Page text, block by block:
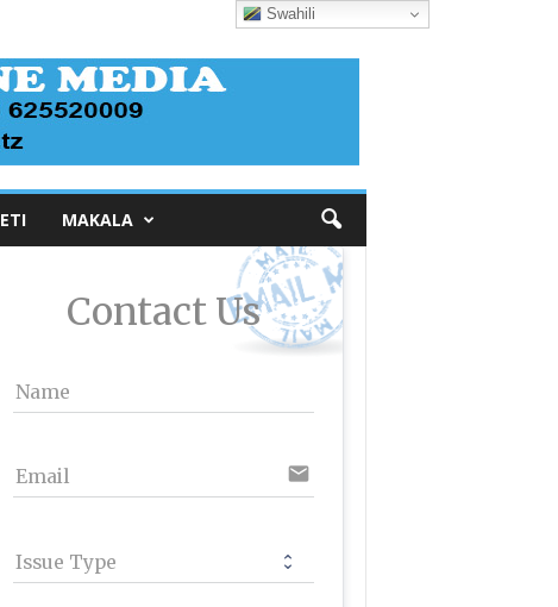
MAKALA
Contact Us
Name
Email email
Issue Type
Swahili